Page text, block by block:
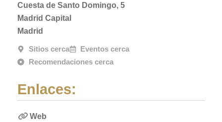
Cuesta de Santo Domingo, 5
Madrid Capital
Madrid
Sitios cerca
Eventos cerca
Recomendaciones cerca
Enlaces:
Web